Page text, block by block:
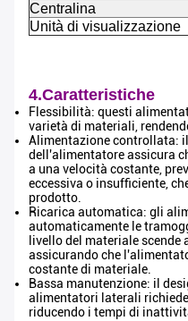
Centralina
Unità di visualizzazione
4.Caratteristiche
Flessibilità: questi
varietà di materiali,
Alimentazione controllata:
dell'alimentatore assicura
a una velocità costante,
eccessiva o insufficiente,
prodotto.
Ricarica automatica: gli
automaticamente le
livello del materiale scende
assicurando che
costante di materiale.
Bassa manutenzione: il
alimentatori laterali
riducendo i tempi di